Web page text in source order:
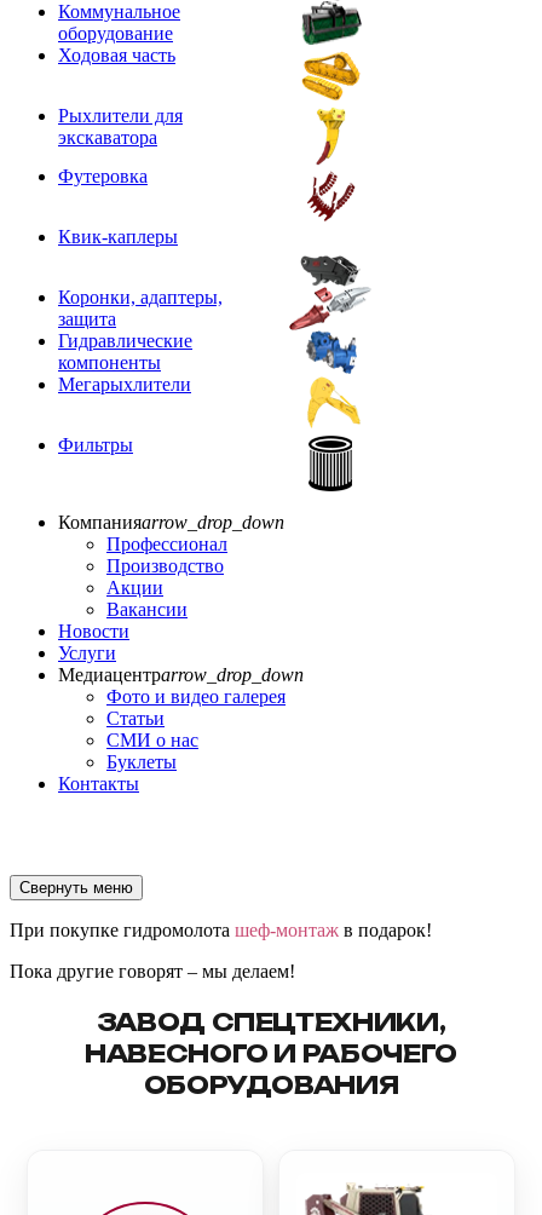
Коммунальное
оборудование
Ходовая часть
Рыхлители для
экскаватора
Футеровка
Квик-каплеры
Коронки, адаптеры,
защита
Гидравлические
компоненты
Мегарыхлители
Фильтры
Компанияarrow_drop_down
Профессионал
Производство
Акции
Вакансии
Новости
Услуги
Медиацентрarrow_drop_down
Фото и видео галерея
Статьи
СМИ о нас
Буклеты
Контакты
Свернуть меню
При покупке гидромолота шеф-монтаж в подарок!
Пока другие говорят – мы делаем!
ЗАВОД СПЕЦТЕХНИКИ,
НАВЕСНОГО И РАБОЧЕГО
ОБОРУДОВАНИЯ